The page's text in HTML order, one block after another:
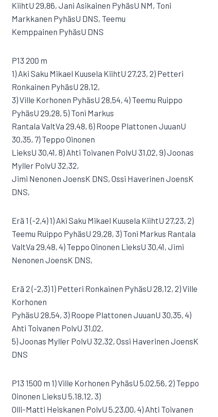
KiihtU 29,86, Jani Asikainen PyhäsU NM, Toni
Markkanen PyhäsU DNS, Teemu
Kemppainen PyhäsU DNS
P13 200 m
1) Aki Saku Mikael Kuusela KiihtU 27,23, 2) Petteri
Ronkainen PyhäsU 28,12,
3) Ville Korhonen PyhäsU 28,54, 4) Teemu Ruippo
PyhäsU 29,28, 5) Toni Markus
Rantala ValtVa 29,48, 6) Roope Plattonen JuuanU
30,35, 7) Teppo Oinonen
LieksU 30,41, 8) Ahti Toivanen PolvU 31,02, 9) Joonas
Myller PolvU 32,32,
Jimi Nenonen JoensK DNS, Ossi Haverinen JoensK
DNS,
Erä 1 (-2,4) 1) Aki Saku Mikael Kuusela KiihtU 27,23, 2)
Teemu Ruippo PyhäsU 29,28, 3) Toni Markus Rantala
ValtVa 29,48, 4) Teppo Oinonen LieksU 30,41, Jimi
Nenonen JoensK DNS,
Erä 2 (-2,3) 1) Petteri Ronkainen PyhäsU 28,12, 2) Ville
Korhonen
PyhäsU 28,54, 3) Roope Plattonen JuuanU 30,35, 4)
Ahti Toivanen PolvU 31,02,
5) Joonas Myller PolvU 32,32, Ossi Haverinen JoensK
DNS
P13 1500 m 1) Ville Korhonen PyhäsU 5.02,56, 2) Teppo
Oinonen LieksU 5.18,12, 3)
Olli-Matti Heiskanen PolvU 5.23,00, 4) Ahti Toivanen